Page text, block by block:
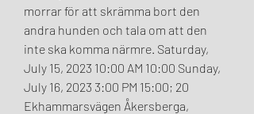
morrar för att skrämma bort den
andra hunden och tala om att den
inte ska komma närmre. Saturday,
July 15, 2023 10:00 AM 10:00 Sunday,
July 16, 2023 3:00 PM 15:00; 20
Ekhammarsvägen Åkersberga,